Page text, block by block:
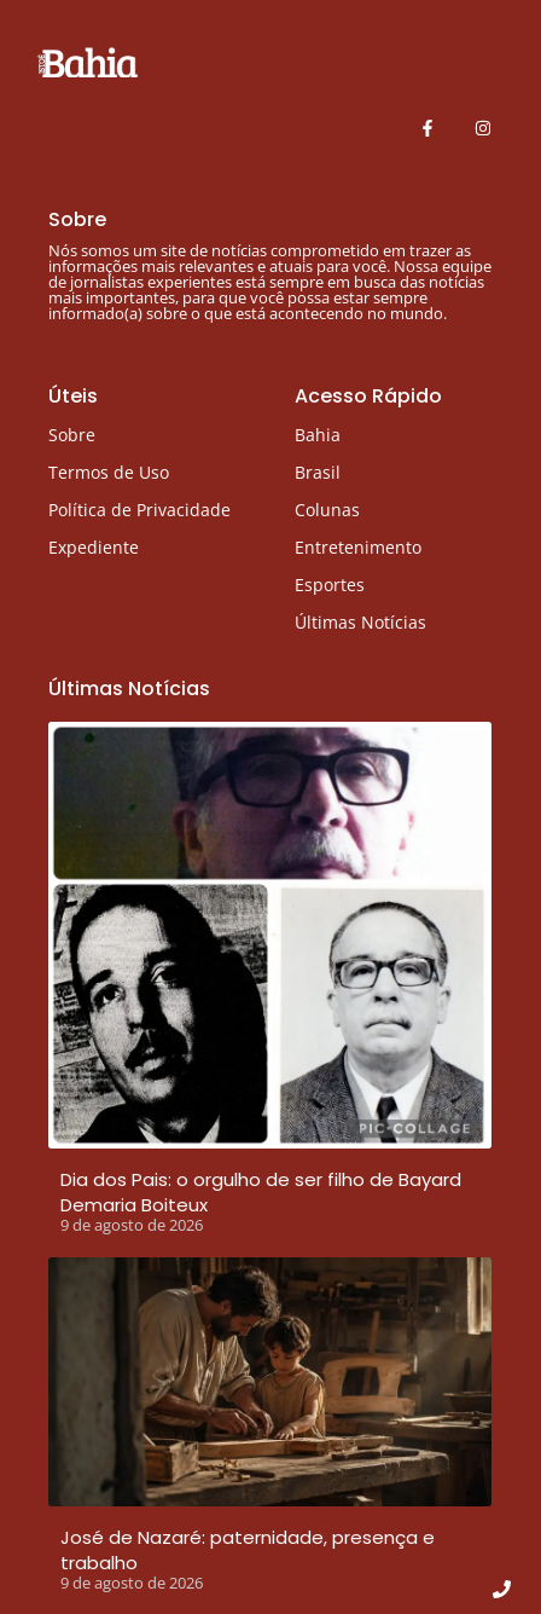
Sobre
Nós somos um site de notícias comprometido em trazer as
informações mais relevantes e atuais para você. Nossa equipe
de jornalistas experientes está sempre em busca das notícias
mais importantes, para que você possa estar sempre
informado(a) sobre o que está acontecendo no mundo.
Úteis
Sobre
Termos de Uso
Política de Privacidade
Expediente
Acesso Rápido
Bahia
Brasil
Colunas
Entretenimento
Esportes
Últimas Notícias
Últimas Notícias
Dia dos Pais: o orgulho de ser filho de Bayard
Demaria Boiteux
9 de agosto de 2026
José de Nazaré: paternidade, presença e
trabalho
9 de agosto de 2026